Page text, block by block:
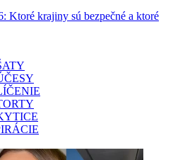
Ktoré krajiny sú bezpečné a ktoré